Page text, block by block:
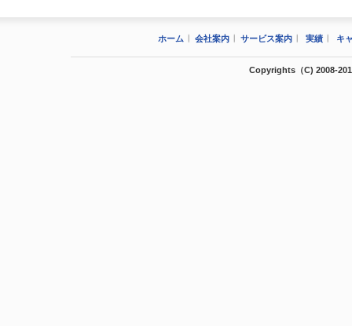
ホーム 会社案内 サービス案内 実績 キ
Copyrights（C) 2008-